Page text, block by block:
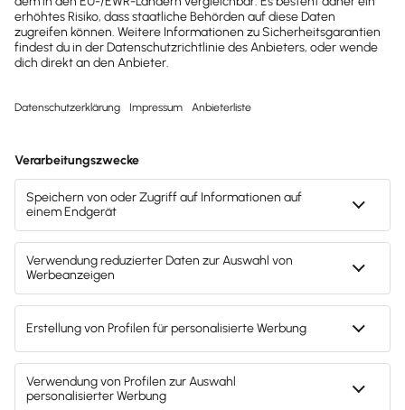
Tutorials für Einsteiger:innen
Erklärvideos & Webinare
Mach's dir leicht und gib deinem Business den
entscheidenden Push – mit unserer Software für
Buchhaltung & Lohn.